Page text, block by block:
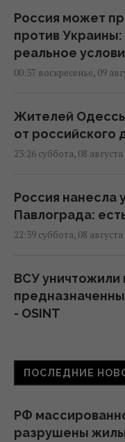
Россия может
против
реальное
00:37 воскресенье, 09
Жителей Одессы
от российского
23:26 суббота, 08
Россия нанесла
Павлограда:
22:39 суббота, 08
ВСУ уничтожили
- OSINT
Путин стянул в
21:04 суббота, 08
ПОСЛЕДНИЕ
РФ
разрушены